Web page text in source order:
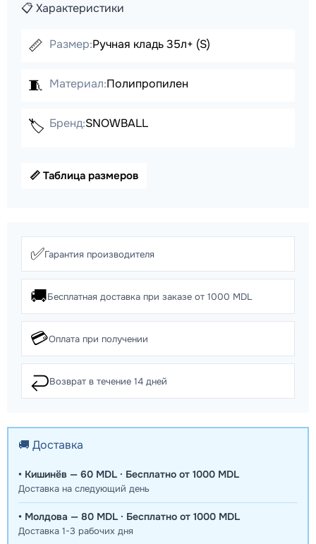
📋 Характеристики
📏 Размер:Ручная кладь 35л+ (S)
🧵 Материал:Полипропилен
🏷️ Бренд:SNOWBALL
📏 Таблица размеров
✅Гарантия производителя
🚚Бесплатная доставка при заказе от 1000 MDL
💳Оплата при получении
↩️Возврат в течение 14 дней
🚚 Доставка
• Кишинёв — 60 MDL · Бесплатно от 1000 MDL
Доставка на следующий день
• Молдова — 80 MDL · Бесплатно от 1000 MDL
Доставка 1-3 рабочих дня